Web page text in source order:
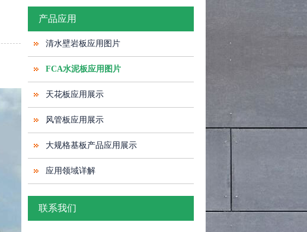
产品应用
清水壁岩板应用图片
FCA水泥板应用图片
天花板应用展示
风管板应用展示
大规格基板产品应用展示
应用领域详解
联系我们